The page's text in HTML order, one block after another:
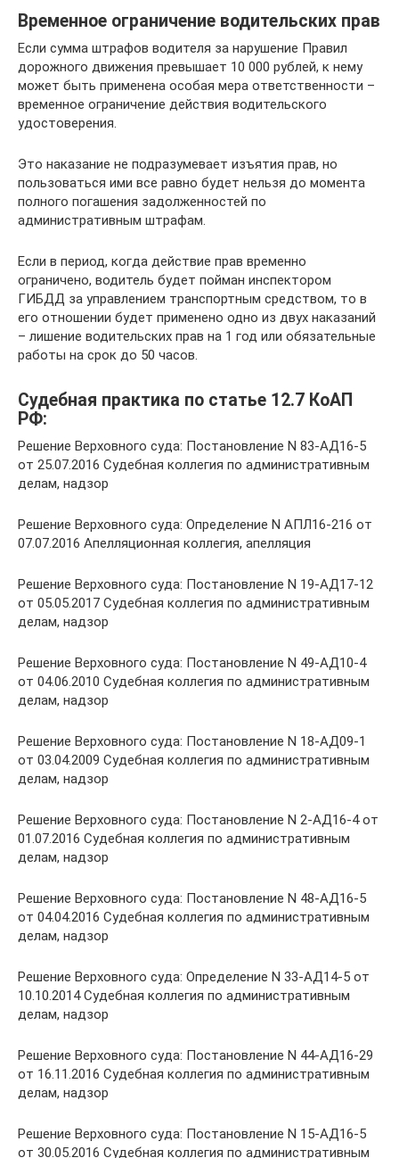
Временное ограничение водительских прав
Если сумма штрафов водителя за нарушение Правил
дорожного движения превышает 10 000 рублей, к нему
может быть применена особая мера ответственности –
временное ограничение действия водительского
удостоверения.
Это наказание не подразумевает изъятия прав, но
пользоваться ими все равно будет нельзя до момента
полного погашения задолженностей по
административным штрафам.
Если в период, когда действие прав временно
ограничено, водитель будет пойман инспектором
ГИБДД за управлением транспортным средством, то в
его отношении будет применено одно из двух наказаний
– лишение водительских прав на 1 год или обязательные
работы на срок до 50 часов.
Судебная практика по статье 12.7 КоАП
РФ:
Решение Верховного суда: Постановление N 83-АД16-5
от 25.07.2016 Судебная коллегия по административным
делам, надзор
Решение Верховного суда: Определение N АПЛ16-216 от
07.07.2016 Апелляционная коллегия, апелляция
Решение Верховного суда: Постановление N 19-АД17-12
от 05.05.2017 Судебная коллегия по административным
делам, надзор
Решение Верховного суда: Постановление N 49-АД10-4
от 04.06.2010 Судебная коллегия по административным
делам, надзор
Решение Верховного суда: Постановление N 18-АД09-1
от 03.04.2009 Судебная коллегия по административным
делам, надзор
Решение Верховного суда: Постановление N 2-АД16-4 от
01.07.2016 Судебная коллегия по административным
делам, надзор
Решение Верховного суда: Постановление N 48-АД16-5
от 04.04.2016 Судебная коллегия по административным
делам, надзор
Решение Верховного суда: Определение N 33-АД14-5 от
10.10.2014 Судебная коллегия по административным
делам, надзор
Решение Верховного суда: Постановление N 44-АД16-29
от 16.11.2016 Судебная коллегия по административным
делам, надзор
Решение Верховного суда: Постановление N 15-АД16-5
от 30.05.2016 Судебная коллегия по административным